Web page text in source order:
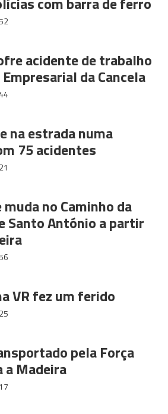
acidente de trabalho
da Cancela
na estrada numa
75 acidentes
no Caminho da
Santo António a partir
VR fez um ferido
pela Força
a Madeira